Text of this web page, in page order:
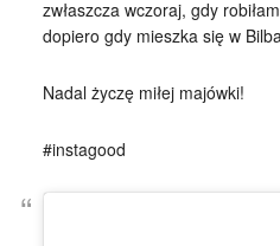
zwłaszcza wczoraj, gdy robiłam
dopiero gdy mieszka się w
Nadal życzę miłej majówki!
#instagood